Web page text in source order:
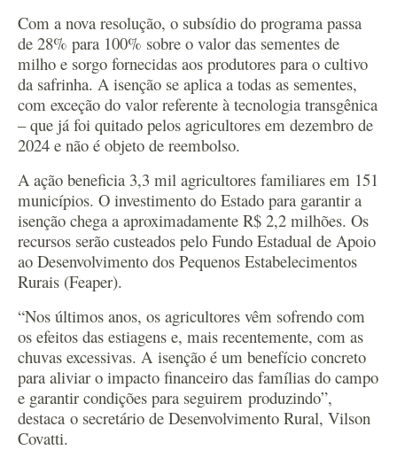
Com a nova resolução, o subsídio do programa passa
de 28% para 100% sobre o valor das sementes de
milho e sorgo fornecidas aos produtores para o cultivo
da safrinha. A isenção se aplica a todas as sementes,
com exceção do valor referente à tecnologia transgênica
– que já foi quitado pelos agricultores em dezembro de
2024 e não é objeto de reembolso.
A ação beneficia 3,3 mil agricultores familiares em 151
municípios. O investimento do Estado para garantir a
isenção chega a aproximadamente R$ 2,2 milhões. Os
recursos serão custeados pelo Fundo Estadual de Apoio
ao Desenvolvimento dos Pequenos Estabelecimentos
Rurais (Feaper).
“Nos últimos anos, os agricultores vêm sofrendo com
os efeitos das estiagens e, mais recentemente, com as
chuvas excessivas. A isenção é um benefício concreto
para aliviar o impacto financeiro das famílias do campo
e garantir condições para seguirem produzindo”,
destaca o secretário de Desenvolvimento Rural, Vilson
Covatti.